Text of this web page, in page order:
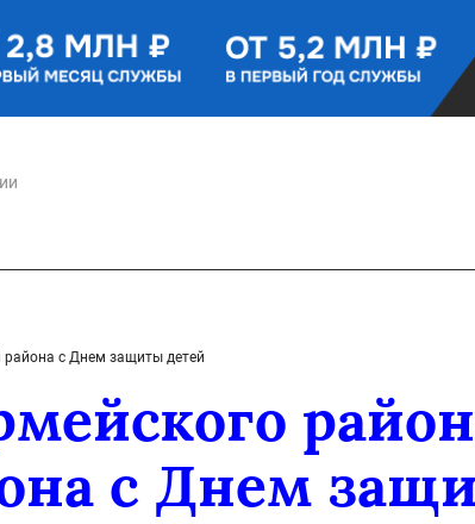
с Днем защиты детей
с Днем